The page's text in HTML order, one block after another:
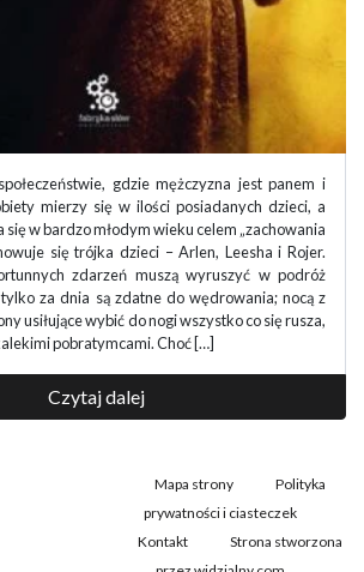
gdzie mężczyzna jest panem i
mierzy się w ilości posiadanych dzieci, a
się w bardzo młodym wieku celem „zachowania
się trójka dzieci – Arlen, Leesha i Rojer.
zdarzeń muszą wyruszyć w podróż
za dnia są zdatne do wędrowania; nocą z
usiłujące wybić do nogi wszystko co się rusza,
pobratymcami. Choć […]
Czytaj dalej
Mapa strony
Polityka
prywatności i ciasteczek
Kontakt
Strona stworzona